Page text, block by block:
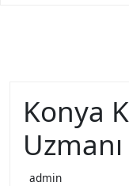
Konya
Uzmanı
admin